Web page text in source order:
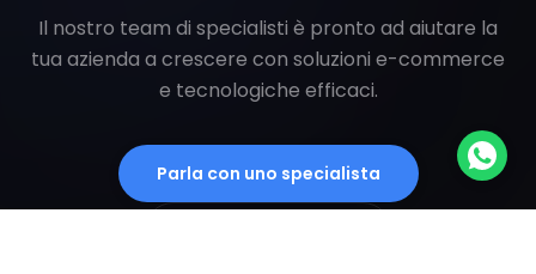
Il nostro team di specialisti è pronto ad aiutare la
tua azienda a crescere con soluzioni e-commerce
e tecnologiche efficaci.
Parla con uno specialista